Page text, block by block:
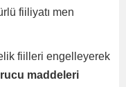
fiiliyatı men
fiilleri engelleyerek
maddeleri